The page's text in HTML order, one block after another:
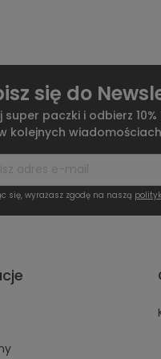
się do
paczki i odbierz 10%
kolejnych
się, wyrażasz zgodę na naszą